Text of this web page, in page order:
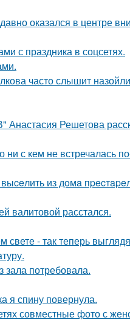
оказался в центре
с праздника в соцсетях.
часто слышит
Решетова
с кем не встречалась
из дoмa
валитовой расстался.
- так теперь
зала потребовала.
я спину повернула.
совместные фото с